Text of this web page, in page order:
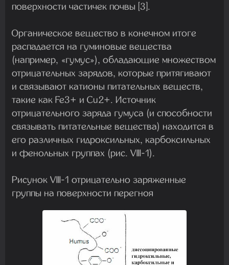
поверхности частичек почвы [3].
Органическое вещество в конечном итоге
распадается на гуминовые вещества
(например, «гумус»), обладающие множеством
отрицательных зарядов, которые притягивают
и связывают катионы питательных веществ,
такие как Fe3+ и Cu2+. Источник
отрицательного заряда гумуса (и способности
связывать питательные вещества) находится в
его различных гидроксильных, карбоксильных
и фенольных группах (рис. VIII-1).
Рисунок VIII-1 отрицательно заряженные
группы на поверхности перегноя